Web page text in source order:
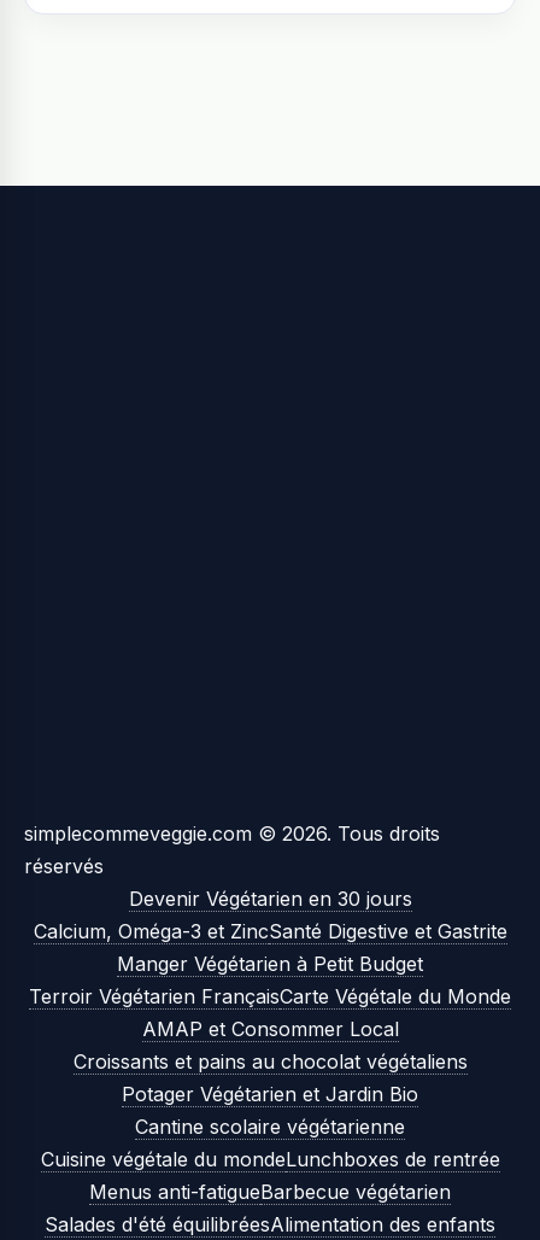
simplecommeveggie.com © 2026. Tous droits
réservés
Devenir Végétarien en 30 jours
Calcium, Oméga-3 et ZincSanté Digestive et Gastrite
Manger Végétarien à Petit Budget
Terroir Végétarien FrançaisCarte Végétale du Monde
AMAP et Consommer Local
Croissants et pains au chocolat végétaliens
Potager Végétarien et Jardin Bio
Cantine scolaire végétarienne
Cuisine végétale du mondeLunchboxes de rentrée
Menus anti-fatigueBarbecue végétarien
Salades d'été équilibréesAlimentation des enfants